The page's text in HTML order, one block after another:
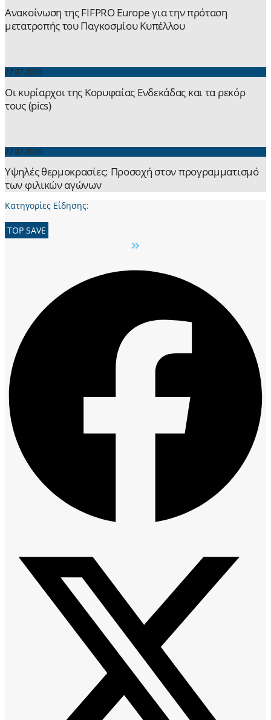
Ανακοίνωση της FIFPRO Europe για την πρόταση
μετατροπής του Παγκοσμίου Κυπέλλου
27.07.2026
Οι κυρίαρχοι της Κορυφαίας Ενδεκάδας και τα ρεκόρ
τους (pics)
27.07.2026
Yψηλές θερμοκρασίες: Προσοχή στον προγραμματισμό
των φιλικών αγώνων
Κατηγορίες Είδησης:
TOP SAVE